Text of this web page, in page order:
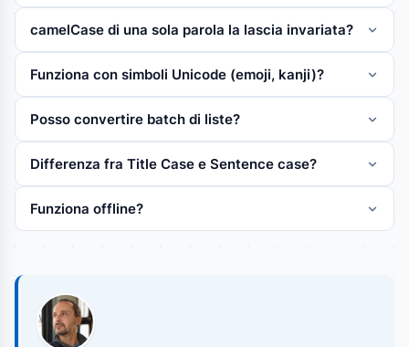
camelCase di una sola parola la lascia invariata?
Funziona con simboli Unicode (emoji, kanji)?
Posso convertire batch di liste?
Differenza fra Title Case e Sentence case?
Funziona offline?